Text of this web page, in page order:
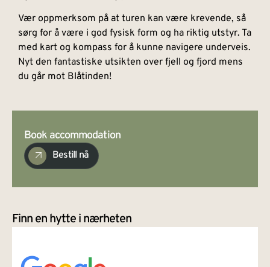
Vær oppmerksom på at turen kan være krevende, så
sørg for å være i god fysisk form og ha riktig utstyr. Ta
med kart og kompass for å kunne navigere underveis.
Nyt den fantastiske utsikten over fjell og fjord mens
du går mot Blåtinden!
Book accommodation
Bestill nå
Finn en hytte i nærheten